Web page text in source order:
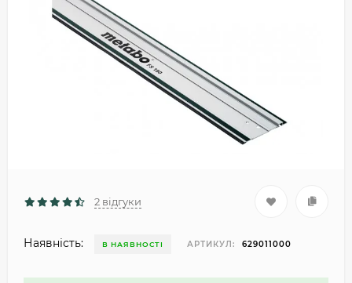
2 відгуки
Наявність: В НАЯВНОСТІ АРТИКУЛ: 629011000